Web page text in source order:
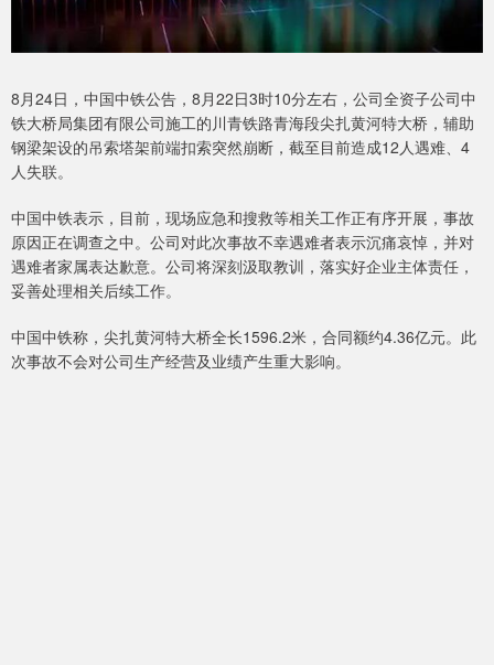
8月24日，中国中铁公告，8月22日3时10分左右，公司全资子公司中
铁大桥局集团有限公司施工的川青铁路青海段尖扎黄河特大桥，辅助
钢梁架设的吊索塔架前端扣索突然崩断，截至目前造成12人遇难、4
人失联。
中国中铁表示，目前，现场应急和搜救等相关工作正有序开展，事故
原因正在调查之中。公司对此次事故不幸遇难者表示沉痛哀悼，并对
遇难者家属表达歉意。公司将深刻汲取教训，落实好企业主体责任，
妥善处理相关后续工作。
中国中铁称，尖扎黄河特大桥全长1596.2米，合同额约4.36亿元。此
次事故不会对公司生产经营及业绩产生重大影响。